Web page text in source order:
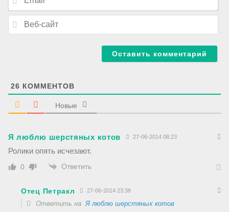
a
26 КОММЕНТОВ
Новые
Я люблю шерстяных котов 27-06-2014 08:23
Ролики опять исчезают.
0 Ответить
Отец Петракл 27-06-2014 23:38
Ответить наЯ люблю шерстяных котов